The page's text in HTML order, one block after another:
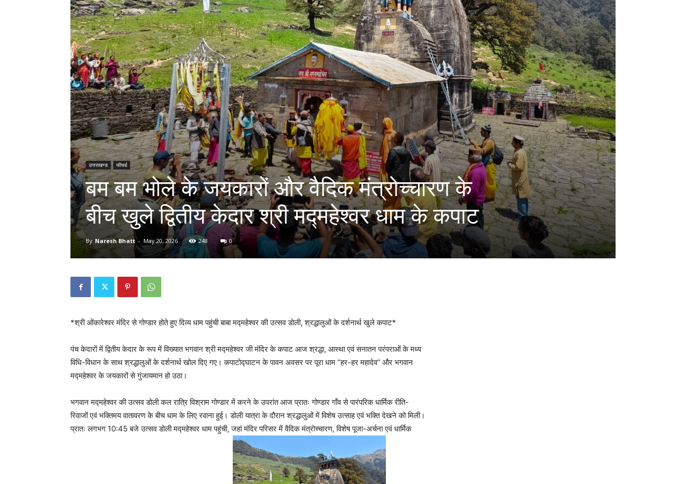
उत्तराखण्ड फीचर्ड
बम बम भोले के जयकारों और वैदिक मंत्रोच्चारण के
बीच खुले द्वितीय केदार श्री मद्महेश्वर धाम के कपाट
By Naresh Bhatt - May 20, 2026 248 0
*श्री ओंकारेश्वर मंदिर से गोण्डार होते हुए दिव्य धाम पहुंची बाबा मद्महेश्वर की उत्सव डोली, श्रद्धालुओं के दर्शनार्थ खुले कपाट*
पंच केदारों में द्वितीय केदार के रूप में विख्यात भगवान श्री मद्महेश्वर जी मंदिर के कपाट आज श्रद्धा, आस्था एवं सनातन परंपराओं के मध्य
विधि-विधान के साथ श्रद्धालुओं के दर्शनार्थ खोल दिए गए। कपाटोद्घाटन के पावन अवसर पर पूरा धाम “हर-हर महादेव” और भगवान
मद्महेश्वर के जयकारों से गुंजायमान हो उठा।
भगवान मद्महेश्वर की उत्सव डोली कल रात्रि विश्राम गोण्डार में करने के उपरांत आज प्रातः गोण्डार गाँव से पारंपरिक धार्मिक रीति-
रिवाजों एवं भक्तिमय वातावरण के बीच धाम के लिए रवाना हुई। डोली यात्रा के दौरान श्रद्धालुओं में विशेष उत्साह एवं भक्ति देखने को मिली।
प्रातः लगभग 10:45 बजे उत्सव डोली मद्महेश्वर धाम पहुंची, जहां मंदिर परिसर में वैदिक मंत्रोच्चारण, विशेष पूजा-अर्चना एवं धार्मिक